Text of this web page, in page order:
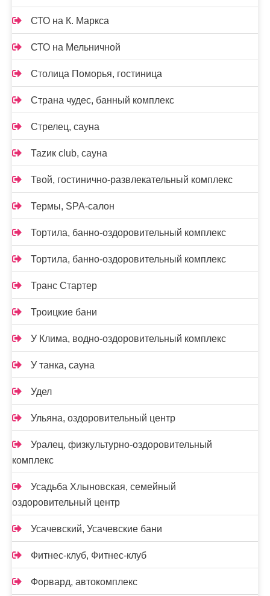
СТО на К. Маркса
СТО на Мельничной
Столица Поморья, гостиница
Страна чудес, банный комплекс
Стрелец, сауна
Таzик club, сауна
Твой, гостинично-развлекательный комплекс
Термы, SPA-салон
Тортила, банно-оздоровительный комплекс
Тортила, банно-оздоровительный комплекс
Транс Стартер
Троицкие бани
У Клима, водно-оздоровительный комплекс
У танка, сауна
Удел
Ульяна, оздоровительный центр
Уралец, физкультурно-оздоровительный
комплекс
Усадьба Хлыновская, семейный
оздоровительный центр
Усачевский, Усачевские бани
Фитнес-клуб, Фитнес-клуб
Форвард, автокомплекс